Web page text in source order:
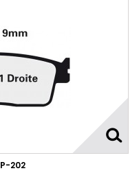
202